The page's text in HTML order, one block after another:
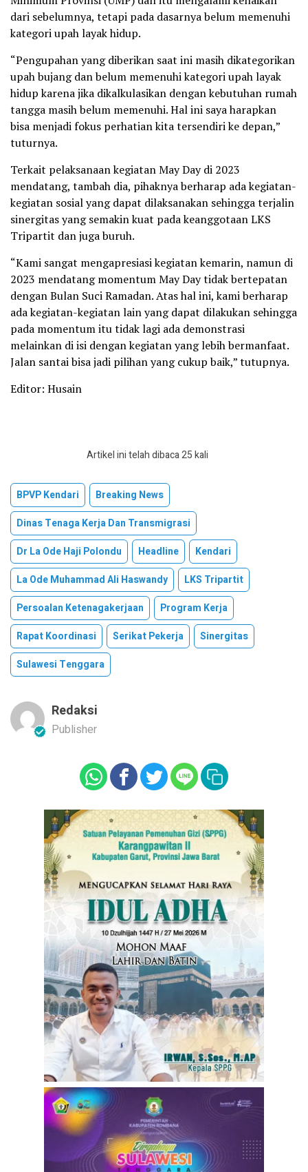
dari sebelumnya, tetapi pada dasarnya belum memenuhi
kategori upah layak hidup.
“Pengupahan yang diberikan saat ini masih dikategorikan
upah bujang dan belum memenuhi kategori upah layak
hidup karena jika dikalkulasikan dengan kebutuhan rumah
tangga masih belum memenuhi. Hal ini saya harapkan
bisa menjadi fokus perhatian kita tersendiri ke depan,”
tuturnya.
Terkait pelaksanaan kegiatan May Day di 2023
mendatang, tambah dia, pihaknya berharap ada kegiatan-
kegiatan sosial yang dapat dilaksanakan sehingga terjalin
sinergitas yang semakin kuat pada keanggotaan LKS
Tripartit dan juga buruh.
“Kami sangat mengapresiasi kegiatan kemarin, namun di
2023 mendatang momentum May Day tidak bertepatan
dengan Bulan Suci Ramadan. Atas hal ini, kami berharap
ada kegiatan-kegiatan lain yang dapat dilakukan sehingga
pada momentum itu tidak lagi ada demonstrasi
melainkan di isi dengan kegiatan yang lebih bermanfaat.
Jalan santai bisa jadi pilihan yang cukup baik,” tutupnya.
Editor: Husain
Artikel ini telah dibaca 25 kali
BPVP Kendari
Breaking News
Dinas Tenaga Kerja Dan Transmigrasi
Dr La Ode Haji Polondu
Headline
Kendari
La Ode Muhammad Ali Haswandy
LKS Tripartit
Persoalan Ketenagakerjaan
Program Kerja
Rapat Koordinasi
Serikat Pekerja
Sinergitas
Sulawesi Tenggara
Redaksi
Publisher